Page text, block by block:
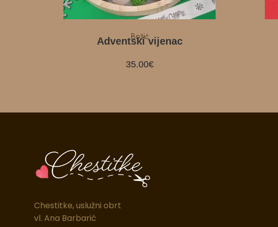
Božić
Adventski vijenac
35.00€
Chestitke, uslužni obrt
vl. Ana Barbarić